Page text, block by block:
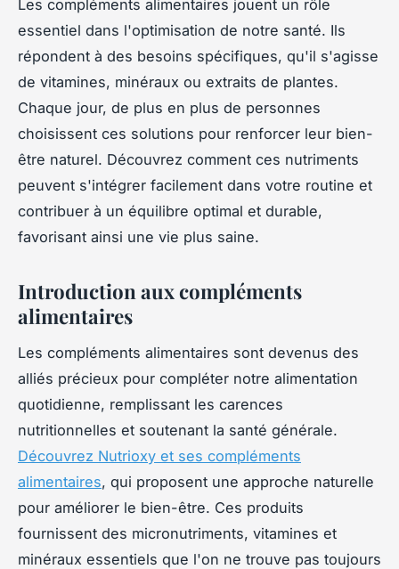
Les compléments alimentaires jouent un rôle
essentiel dans l'optimisation de notre santé. Ils
répondent à des besoins spécifiques, qu'il s'agisse
de vitamines, minéraux ou extraits de plantes.
Chaque jour, de plus en plus de personnes
choisissent ces solutions pour renforcer leur bien-
être naturel. Découvrez comment ces nutriments
peuvent s'intégrer facilement dans votre routine et
contribuer à un équilibre optimal et durable,
favorisant ainsi une vie plus saine.
Introduction aux compléments
alimentaires
Les compléments alimentaires sont devenus des
alliés précieux pour compléter notre alimentation
quotidienne, remplissant les carences
nutritionnelles et soutenant la santé générale.
Découvrez Nutrioxy et ses compléments
alimentaires, qui proposent une approche naturelle
pour améliorer le bien-être. Ces produits
fournissent des micronutriments, vitamines et
minéraux essentiels que l'on ne trouve pas toujours